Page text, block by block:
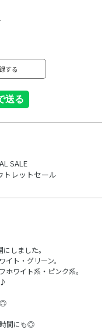
する
SALE
トレットセール
しました。
ト・グリーン。
ワイト系・ピンク系。
◎
間にも◎